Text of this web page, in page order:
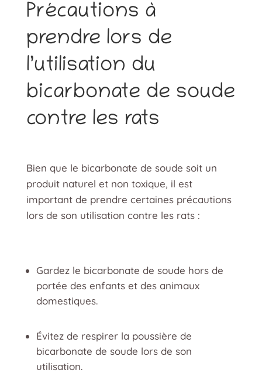
Précautions à
prendre lors de
l’utilisation du
bicarbonate de soude
contre les rats
Bien que le bicarbonate de soude soit un
produit naturel et non toxique, il est
important de prendre certaines précautions
lors de son utilisation contre les rats :
Gardez le bicarbonate de soude hors de
portée des enfants et des animaux
domestiques.
Évitez de respirer la poussière de
bicarbonate de soude lors de son
utilisation.